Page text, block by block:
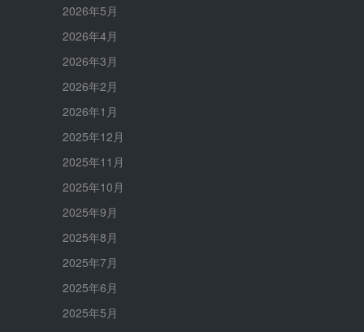
2026年5月
2026年4月
2026年3月
2026年2月
2026年1月
2025年12月
2025年11月
2025年10月
2025年9月
2025年8月
2025年7月
2025年6月
2025年5月